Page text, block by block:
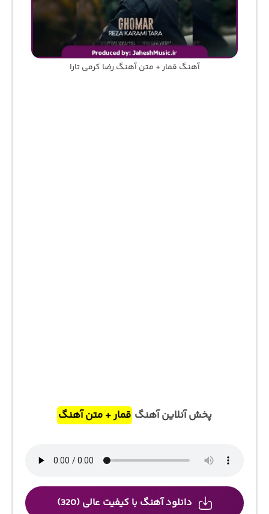
آهنگ قمار + متن آهنگ رضا کرمی تارا
پخش آنلاین آهنگ قمار + متن آهنگ
دانلود آهنگ با کیفیت عالی (320)